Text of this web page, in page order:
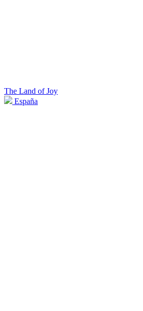
The Land of Joy
España